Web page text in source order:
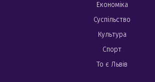
Економіка
Суспільство
Культура
Спорт
То є Львів